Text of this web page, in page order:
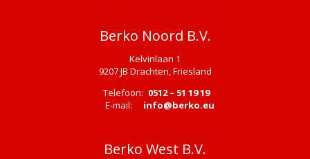
Berko Noord B.V.
Kelvinlaan 1
9207 JB Drachten, Friesland
Telefoon: 0512 – 51 19 19
E-mail:
info@berko.eu
Berko West B.V.